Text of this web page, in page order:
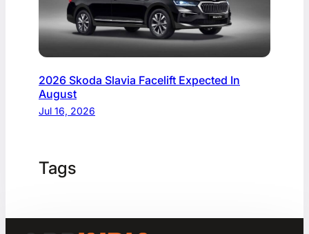
2026 Skoda Slavia Facelift Expected In
August
Jul 16, 2026
Tags